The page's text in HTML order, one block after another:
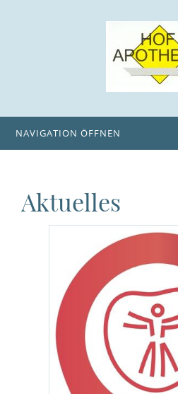
NAVIGATION ÖFFNEN
Aktuelles